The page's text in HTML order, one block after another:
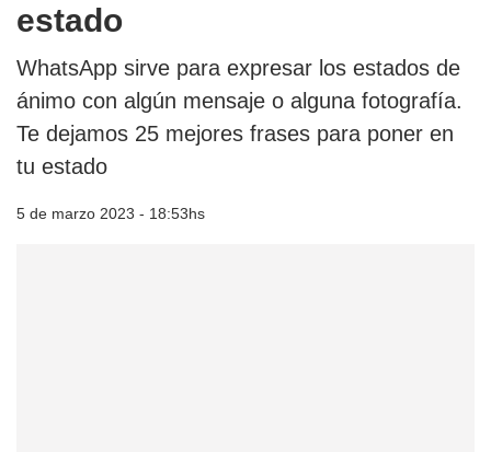
estado
WhatsApp sirve para expresar los estados de
ánimo con algún mensaje o alguna fotografía.
Te dejamos 25 mejores frases para poner en
tu estado
5 de marzo 2023 - 18:53hs